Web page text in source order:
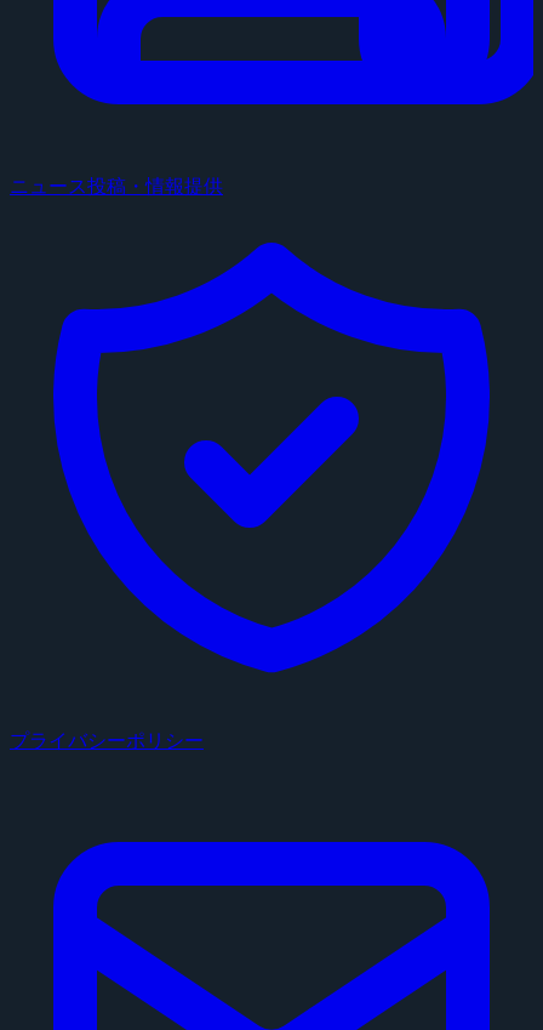
ニュース投稿・情報提供
プライバシーポリシー